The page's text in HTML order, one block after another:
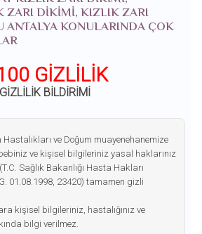
ZARI DIKIMI, KIZLIK ZARI
KONULARINDA ÇOK
GİZLİLİK
GİZLİLİK BİLDİRİMİ
Hastalıkları ve Doğum muayenehanemize
ve kişisel bilgileriniz yasal haklarınız
Sağlık Bakanlığı Hasta Hakları
01.08.1998, 23420) tamamen gizli
kişisel bilgileriniz, hastalığınız ve
bilgi verilmez.